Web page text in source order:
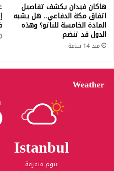
هاكان فيدان يكشف تفاصيل
اتفاق مكة الدفاعي.. هل يشبه
المادة الخامسة للناتو؟ وهذه
الدول قد تنضم
منذ 14 ساعة
Weather
Istanbul
غيوم متفرقة